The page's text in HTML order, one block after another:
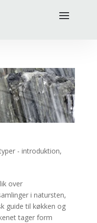
- introduktion,
over
i natursten,
guide til køkken og
tager form